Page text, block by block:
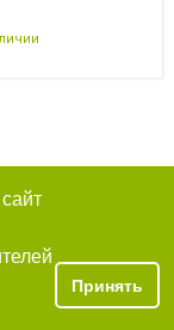
Принять